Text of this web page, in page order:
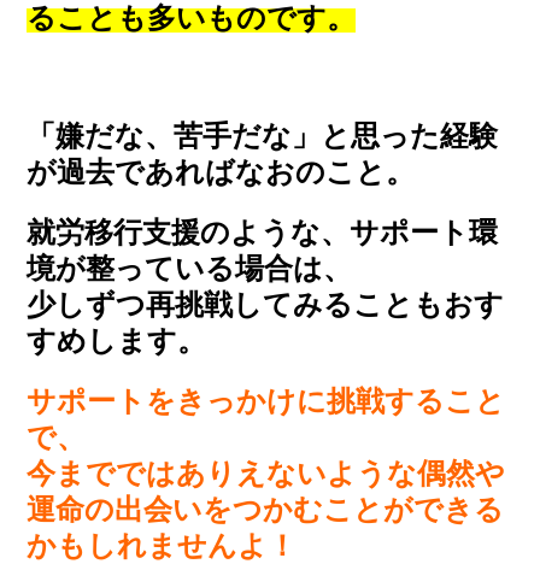
ることも多いものです。
「嫌だな、苦手だな」と思った経験
が過去であればなおのこと。
就労移行支援のような、サポート環
境が整っている場合は、
少しずつ再挑戦してみることもおす
すめします。
サポートをきっかけに挑戦すること
で、
今までではありえないような偶然や
運命の出会いをつかむことができる
かもしれませんよ！